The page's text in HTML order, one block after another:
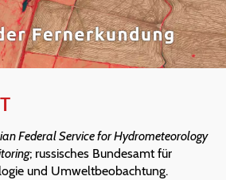
Federal Service for Hydrometeorology
; russisches Bundesamt für
und Umweltbeobachtung.